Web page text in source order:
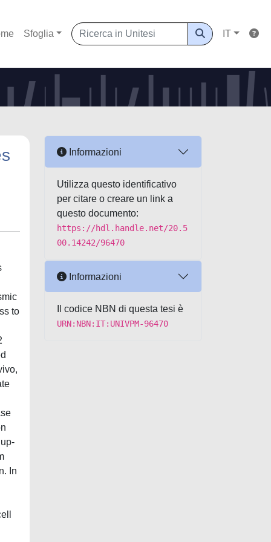
Sfoglia IT
to
In
Informazioni
Utilizza questo identificativo
per citare o creare un link a
questo documento:
https://hdl.handle.net/20.5
00.14242/96470
Informazioni
Il codice NBN di questa tesi è
URN:NBN:IT:UNIVPM-96470